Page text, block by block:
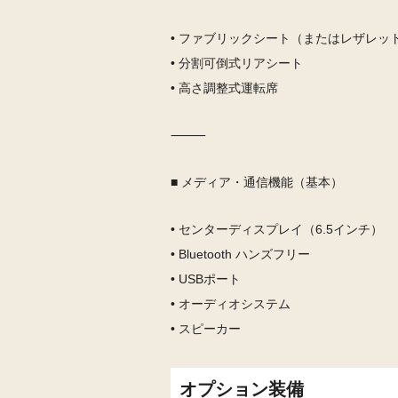
• ファブリックシート（またはレザレッ
• 分割可倒式リアシート
• 高さ調整式運転席
⸻
■ メディア・通信機能（基本）
• センターディスプレイ（6.5インチ）
• Bluetooth ハンズフリー
• USBポート
• オーディオシステム
• スピーカー
オプション装備